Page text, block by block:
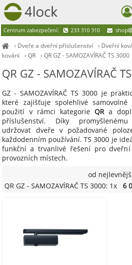
› Dveře a dveřní příslušenství › Dveřní
kování ›QR ›QR GZ - SAMOZAVÍRAČ TS 3000
QR GZ - SAMOZAVÍRAČ
GZ - SAMOZAVÍRAČ TS 3000 je
které zajišťuje spolehlivé
použití v rámci kategorie QR a
příslušenství. Díky
udržovat dveře v požadované
každodenním používání. TS 3000 je
funkční a trvanlivé řešení pro
provozních místech.
od
QR GZ - SAMOZAVÍRAČ TS 3000: 1x
6
Centrum zabezpečení: 233 310 310 shop